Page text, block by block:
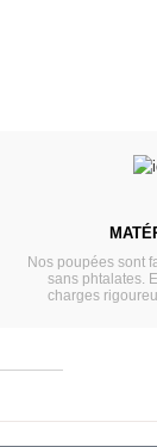
Nos poupées sont
sans phtalates.
charges